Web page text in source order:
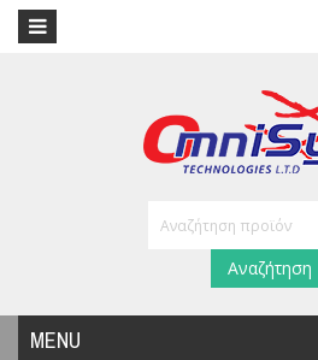
MENU
Αναζήτηση